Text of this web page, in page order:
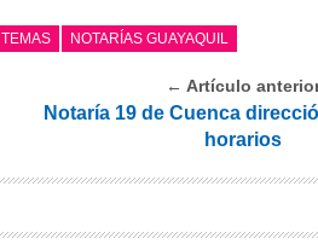
TEMAS NOTARÍAS GUAYAQUIL
← Artículo
Notaría 19 de Cuenca
horarios